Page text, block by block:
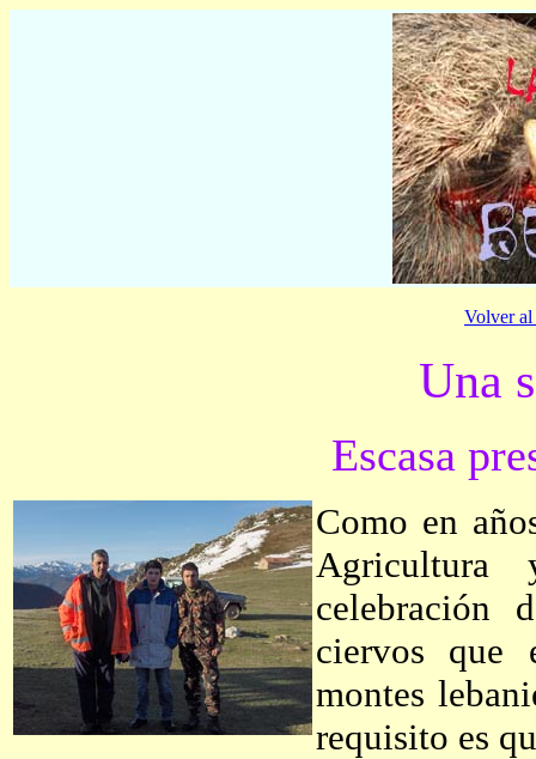
Volver al
Una
Escasa
Como en
Agricultura
celebración
ciervos que
montes
requisito es